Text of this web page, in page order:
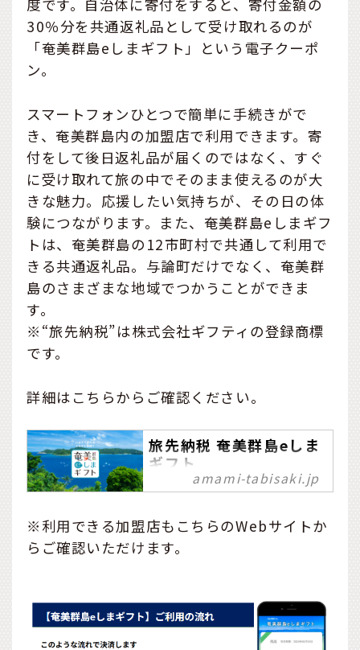
度です。自治体に寄付をすると、寄付金額の
30％分を共通返礼品として受け取れるのが
「奄美群島eしまギフト」という電子クーポ
ン。
スマートフォンひとつで簡単に手続きがで
き、奄美群島内の加盟店で利用できます。寄
付をして後日返礼品が届くのではなく、すぐ
に受け取れて旅の中でそのまま使えるのが大
きな魅力。応援したい気持ちが、その日の体
験につながります。また、奄美群島eしまギフ
トは、奄美群島の12市町村で共通して利用で
きる共通返礼品。与論町だけでなく、奄美群
島のさまざまな地域でつかうことができま
す。
※“旅先納税”は株式会社ギフティの登録商標
です。
詳細はこちらからご確認ください。
旅先納税 奄美群島eしま
ギフト
奄美群島eしまギフトとは、
てもらえる電子ギフトで
す。奄美群島ならどの地域
amami-tabisaki.jp
※利用できる加盟店もこちらのWebサイトか
らご確認いただけます。